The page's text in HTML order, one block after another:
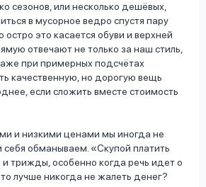
сезонов, или несколько дешёвых,
в мусорное ведро спустя пару
это касается обуви и верхней
отвечают не только за наш стиль,
при примерных подсчётах
качественную, но дорогую вещь
если сложить вместе стоимость
и низкими ценами мы иногда не
обманываем. «Скупой платить
трижды, особенно когда речь идет о
лучше никогда не жалеть денег?